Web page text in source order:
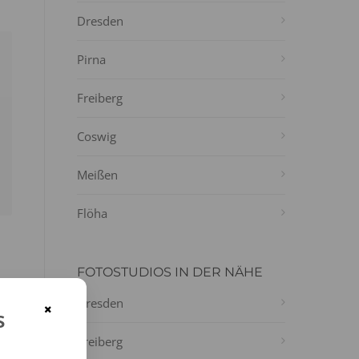
Dresden
Pirna
Freiberg
Coswig
Meißen
Flöha
FOTOSTUDIOS IN DER NÄHE
Dresden
Freiberg
×